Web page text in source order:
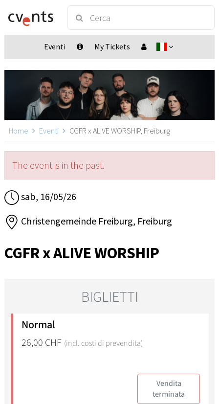
Eventi My Tickets
Home Eventi CGFR x ALIVE WORSHIP, Freiburg
The event is in the past.
sab, 16/05/26
Christengemeinde Freiburg, Freiburg
CGFR x ALIVE WORSHIP